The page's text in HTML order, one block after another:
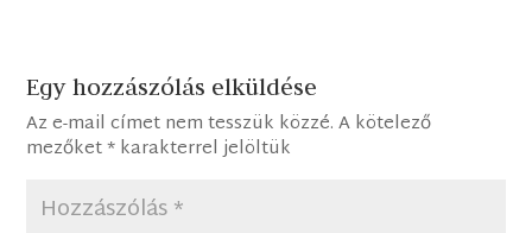
Egy hozzászólás elküldése
Az e-mail címet nem tesszük közzé. A kötelező
mezőket*karakterrel jelöltük